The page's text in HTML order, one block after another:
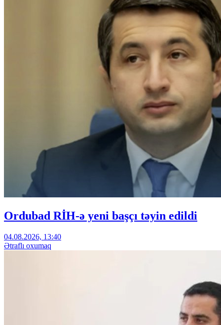
Ordubad RİH-ə yeni başçı təyin edildi
04.08.2026, 13:40
Ətraflı oxumaq